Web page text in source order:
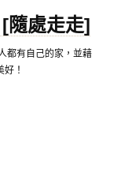
隨處走走]
都有自己的家，並藉
！